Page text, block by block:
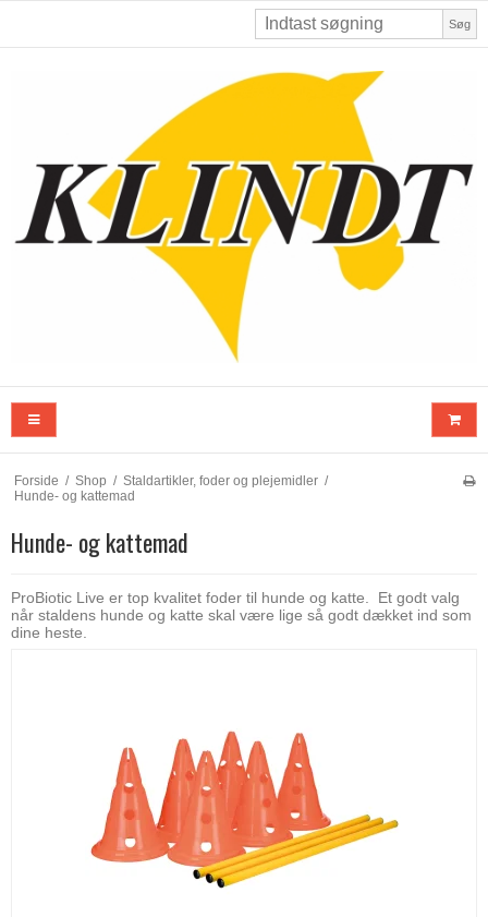
Søg
Forside / Shop / Staldartikler, foder og plejemidler /
Hunde- og kattemad
Hunde- og kattemad
ProBiotic Live er top kvalitet foder til hunde og katte. Et godt valg
når staldens hunde og katte skal være lige så godt dækket ind som
dine heste.